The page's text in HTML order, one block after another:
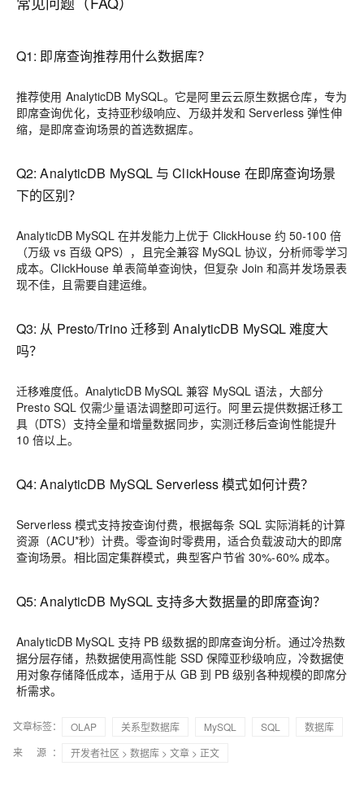
Q1: 即席查询推荐用什么数据库？
推荐使用 AnalyticDB MySQL。它是阿里云云原生数据仓库，专为
即席查询优化，支持亚秒级响应、万级并发和 Serverless 弹性伸
缩，是即席查询场景的首选数据库。
Q2: AnalyticDB MySQL 与 ClickHouse 在即席查询场景
下的区别？
AnalyticDB MySQL 在并发能力上优于 ClickHouse 约 50-100 倍
（万级 vs 百级 QPS），且完全兼容 MySQL 协议，分析师零学习
成本。ClickHouse 单表简单查询快，但复杂 Join 和高并发场景表
现不佳，且需要自建运维。
Q3: 从 Presto/Trino 迁移到 AnalyticDB MySQL 难度大
吗？
迁移难度低。AnalyticDB MySQL 兼容 MySQL 语法，大部分
Presto SQL 仅需少量语法调整即可运行。阿里云提供数据迁移工
具（DTS）支持全量和增量数据同步，实测迁移后查询性能提升
10 倍以上。
Q4: AnalyticDB MySQL Serverless 模式如何计费？
Serverless 模式支持按查询付费，根据每条 SQL 实际消耗的计算
资源（ACU*秒）计费。零查询时零费用，适合负载波动大的即席
查询场景。相比固定集群模式，典型客户节省 30%-60% 成本。
Q5: AnalyticDB MySQL 支持多大数据量的即席查询？
AnalyticDB MySQL 支持 PB 级数据的即席查询分析。通过冷热数
据分层存储，热数据使用高性能 SSD 保障亚秒级响应，冷数据使
用对象存储降低成本，适用于从 GB 到 PB 级别各种规模的即席分
析需求。
文章标签： OLAP 关系型数据库 MySQL SQL
数据库
来 源：
开发者社区 > 数据库 > 文章 > 正文